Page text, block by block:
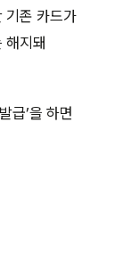
기존 카드가
해지돼
급’을 하면